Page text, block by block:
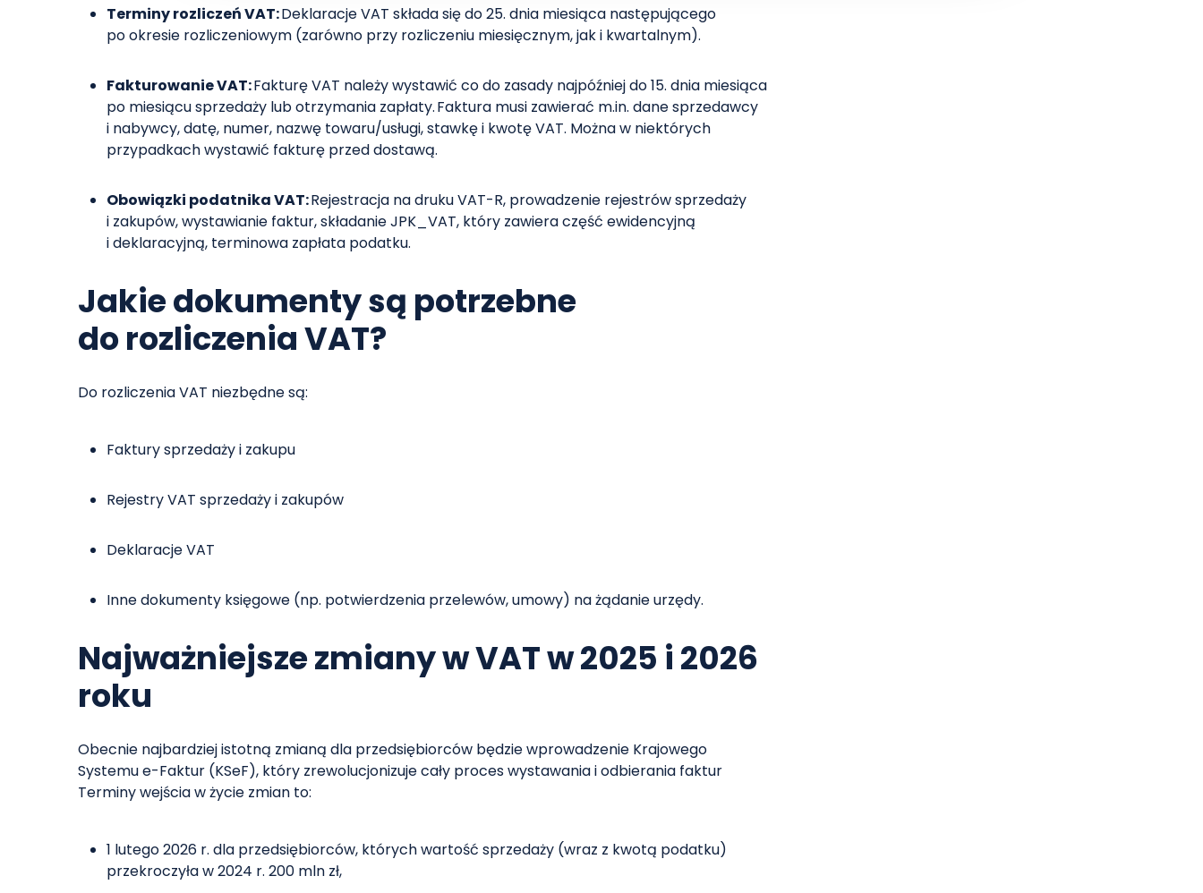
Terminy rozliczeń VAT:Deklaracje VAT składa się do 25. dnia miesiąca następującego
po okresie rozliczeniowym (zarówno przy rozliczeniu miesięcznym, jak i kwartalnym).
Fakturowanie VAT:Fakturę VAT należy wystawić co do zasady najpóźniej do 15. dnia miesiąca
po miesiącu sprzedaży lub otrzymania zapłaty. Faktura musi zawierać m.in. dane sprzedawcy
i nabywcy, datę, numer, nazwę towaru/usługi, stawkę i kwotę VAT. Można w niektórych
przypadkach wystawić fakturę przed dostawą.
Obowiązki podatnika VAT:Rejestracja na druku VAT-R, prowadzenie rejestrów sprzedaży
i zakupów, wystawianie faktur, składanie JPK_VAT, który zawiera część ewidencyjną
i deklaracyjną, terminowa zapłata podatku.
Jakie dokumenty są potrzebne
do rozliczenia VAT?
Do rozliczenia VAT niezbędne są:
Faktury sprzedaży i zakupu
Rejestry VAT sprzedaży i zakupów
Deklaracje VAT
Inne dokumenty księgowe (np. potwierdzenia przelewów, umowy) na żądanie urzędy.
Najważniejsze zmiany w VAT w 2025 i 2026
roku
Obecnie najbardziej istotną zmianą dla przedsiębiorców będzie wprowadzenie Krajowego
Systemu e-Faktur (KSeF), który zrewolucjonizuje cały proces wystawania i odbierania faktur
Terminy wejścia w życie zmian to:
1 lutego 2026 r. dla przedsiębiorców, których wartość sprzedaży (wraz z kwotą podatku)
przekroczyła w 2024 r. 200 mln zł,